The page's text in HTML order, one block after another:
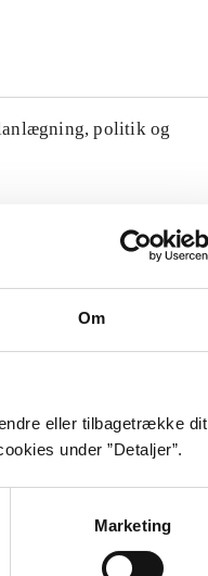
Om
eller tilbagetrække dit
under ”Detaljer”.
Marketing
politik og